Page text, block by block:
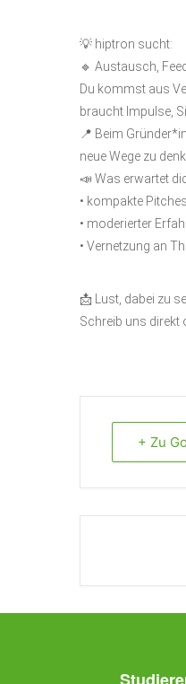
💡 hiptron sucht:
🔹 Austausch,
Du kommst aus
braucht Impulse,
📍 Beim
neue Wege zu
📣 Was erwartet
• kompakte
• moderierter
• Vernetzung an
📩 Lust, dabei zu
Schreib uns direkt
+ Zu